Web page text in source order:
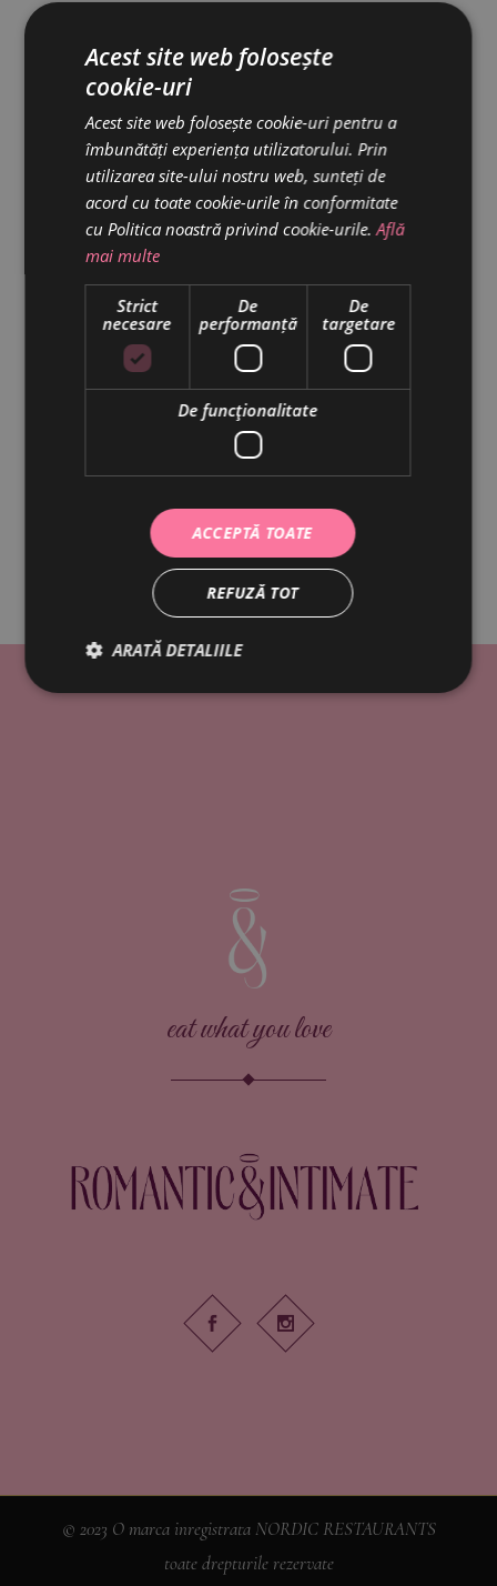
Category: Pastry
Date: 29 October 2018
Tags: Cake Cream Flavour
eat what you love
© 2023 O marca inregistrata NORDIC RESTAURANTS
toate drepturile rezervate
Acest site web folosește
cookie-uri
Acest site web folosește cookie-uri pentru a
îmbunătăți experiența utilizatorului. Prin
utilizarea site-ului nostru web, sunteți de
acord cu toate cookie-urile în conformitate
cu Politica noastră privind cookie-urile. Află
mai multe
Strict
necesare
De
performanță
De
targetare
De funcţionalitate
ACCEPTĂ TOATE
REFUZĂ TOT
ARATĂ DETALIILE